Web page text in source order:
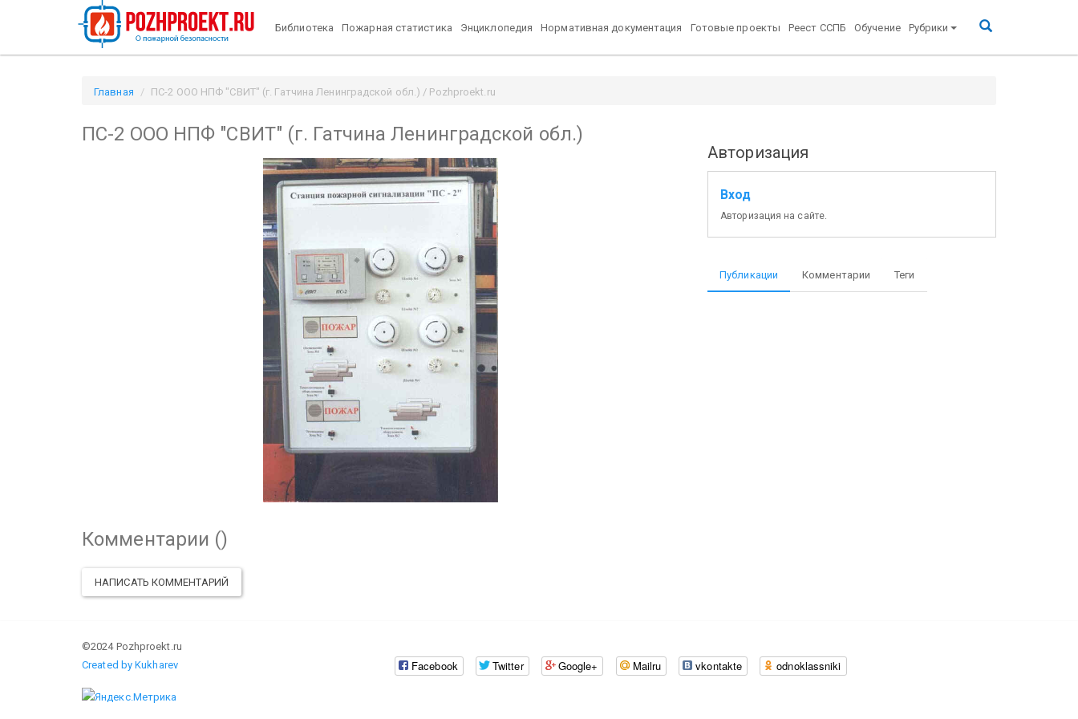
Библиотека Пожарная статистика Энциклопедия Нормативная документация Готовые проекты Реест ССПБ Обучение Рубрики
Главная ПС-2 ООО НПФ "СВИТ" (г. Гатчина Ленинградской обл.) / Pozhproekt.ru
ПС-2 ООО НПФ "СВИТ" (г. Гатчина Ленинградской обл.)
Комментарии ()
НАПИСАТЬ КОММЕНТАРИЙ
Авторизация
Вход
Авторизация на сайте.
Публикации Комментарии Теги
©2024 Pozhproekt.ru
Created by Kukharev
Facebook Twitter Google+ Mailru vkontakte odnoklassniki